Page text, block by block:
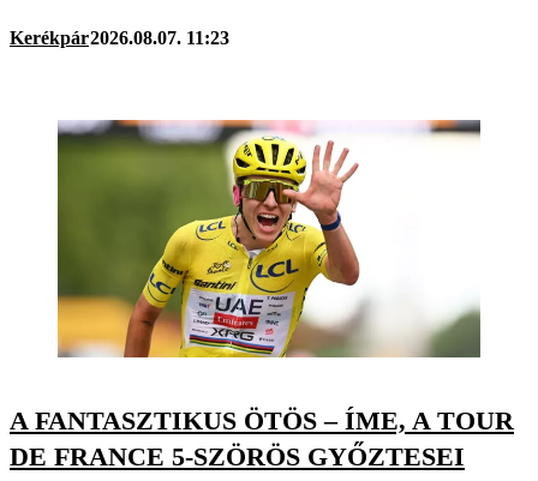
Kerékpár2026.08.07. 11:23
A FANTASZTIKUS ÖTÖS – ÍME, A TOUR
DE FRANCE 5-SZÖRÖS GYŐZTESEI